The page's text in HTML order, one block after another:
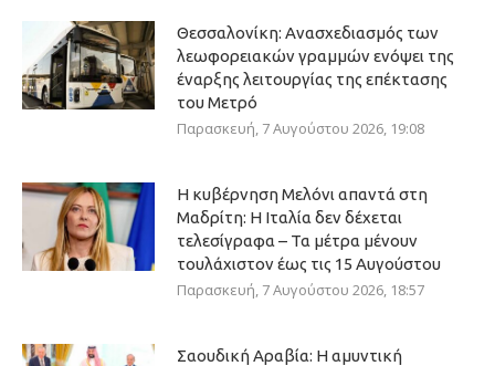
Θεσσαλονίκη: Ανασχεδιασμός των
λεωφορειακών γραμμών ενόψει της
έναρξης λειτουργίας της επέκτασης
του Μετρό
Παρασκευή, 7 Αυγούστου 2026, 19:08
Η κυβέρνηση Μελόνι απαντά στη
Μαδρίτη: Η Ιταλία δεν δέχεται
τελεσίγραφα – Τα μέτρα μένουν
τουλάχιστον έως τις 15 Αυγούστου
Παρασκευή, 7 Αυγούστου 2026, 18:57
Σαουδική Αραβία: Η αμυντική